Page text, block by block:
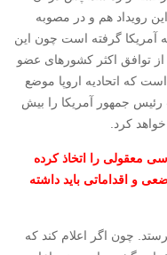
رویداد هم و در مصوبه
آمریکا گرفته است چون این
توافق اکثر کشورهای عضو
است که اتحادیه اروپا موضع
رئیس جمهور آمریکا را بیش
کرد.
معقولی را اتخاذ کرده
و اقداماتی باید داشته
چون اگر اعلام کند که